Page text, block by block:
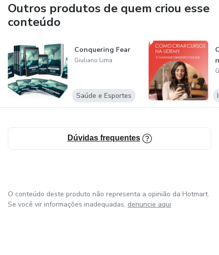
- Marketing de Afiliados
- Negócios
- Pilates
- Produtividade
- Redes Sociais
- Saúde
Outros produtos de quem criou esse
conteúdo
Conquering Fear
Giuliano Lima
Saúde e Esportes
Dúvidas frequentes
O conteúdo deste produto não representa a opinião da Hotmart.
Se você vir informações inadequadas, denuncie aqui